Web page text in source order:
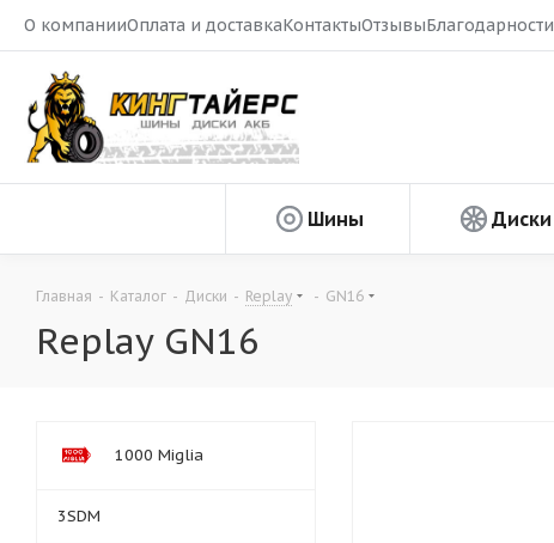
О компанииОплата и доставкаКонтактыОтзывыБлагодарности
Шины Диски
Главная - Каталог - Диски - Replay - GN16
Replay GN16
1000 Miglia
3SDM